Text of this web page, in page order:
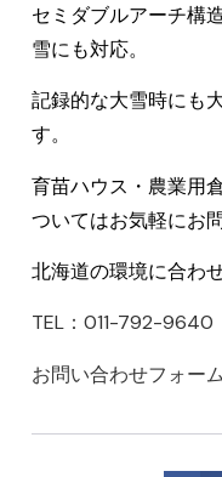
セミダブルアーチ構
雪にも対応。
記録的な大雪時にも
す。
育苗ハウス・農業用
ついてはお気軽にお
北海道の環境に合わ
TEL：011-792-9640
お問い合わせフォー